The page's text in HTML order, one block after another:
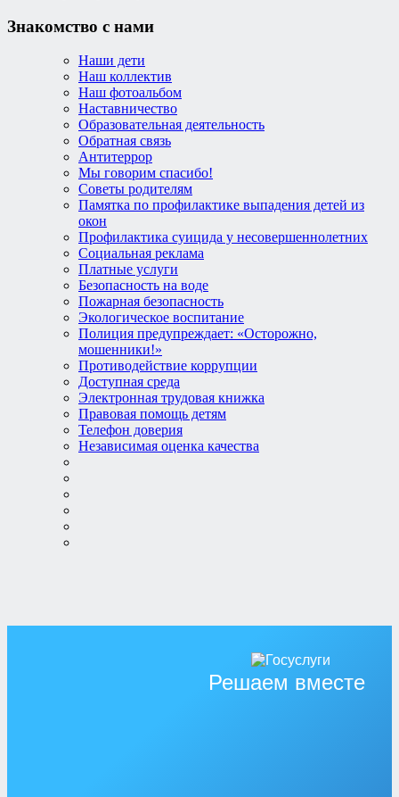
Знакомство с нами
Наши дети
Наш коллектив
Наш фотоальбом
Наставничество
Образовательная деятельность
Обратная связь
Антитеррор
Мы говорим спасибо!
Советы родителям
Памятка по профилактике выпадения детей из
окон
Профилактика суицида у несовершеннолетних
Социальная реклама
Платные услуги
Безопасность на воде
Пожарная безопасность
Экологическое воспитание
Полиция предупреждает: «Осторожно,
мошенники!»
Противодействие коррупции
Доступная среда
Электронная трудовая книжка
Правовая помощь детям
Телефон доверия
Независимая оценка качества
Решаем вместе